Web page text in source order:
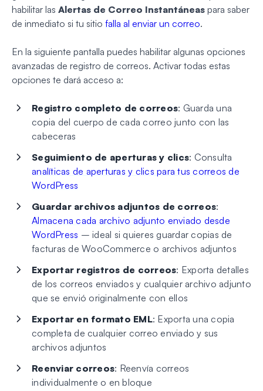
habilitar las Alertas de Correo Instantáneas para saber
de inmediato si tu sitio falla al enviar un correo.
En la siguiente pantalla puedes habilitar algunas opciones
avanzadas de registro de correos. Activar todas estas
opciones te dará acceso a:
Registro completo de correos: Guarda una
copia del cuerpo de cada correo junto con las
cabeceras
Seguimiento de aperturas y clics: Consulta
analíticas de aperturas y clics para tus correos de
WordPress
Guardar archivos adjuntos de correos:
Almacena cada archivo adjunto enviado desde
WordPress – ideal si quieres guardar copias de
facturas de WooCommerce o archivos adjuntos
Exportar registros de correos: Exporta detalles
de los correos enviados y cualquier archivo adjunto
que se envió originalmente con ellos
Exportar en formato EML: Exporta una copia
completa de cualquier correo enviado y sus
archivos adjuntos
Reenviar correos: Reenvía correos
individualmente o en bloque